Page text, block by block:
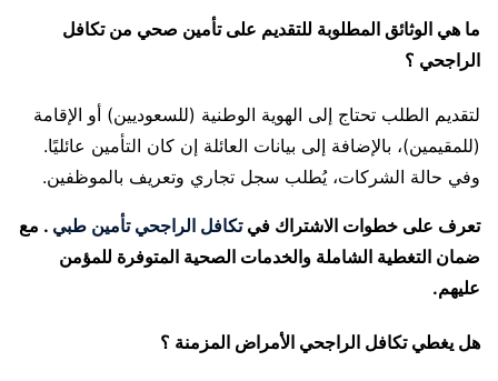
ما هي الوثائق المطلوبة للتقديم على تأمين صحي من تكافل
الراجحي ؟
لتقديم الطلب تحتاج إلى الهوية الوطنية (للسعوديين) أو الإقامة
(للمقيمين)، بالإضافة إلى بيانات العائلة إن كان التأمين عائليًا.
وفي حالة الشركات، يُطلب سجل تجاري وتعريف بالموظفين.
تعرف على خطوات الاشتراك فيتكافل الراجحي تأمين طبي . مع
ضمان التغطية الشاملة والخدمات الصحية المتوفرة للمؤمن
عليهم.
هل يغطي تكافل الراجحي الأمراض المزمنة ؟